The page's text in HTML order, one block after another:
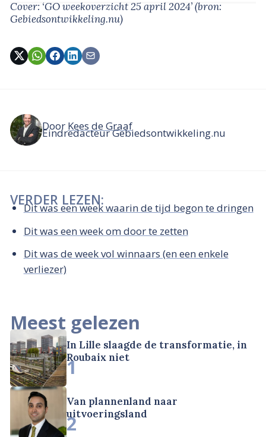
Cover: ‘GO weekoverzicht 25 april 2024’(bron:
Gebiedsontwikkeling.nu)
Door Kees de Graaf
Eindredacteur Gebiedsontwikkeling.nu
VERDER LEZEN:
Dit was een week waarin de tijd begon te dringen
Dit was een week om door te zetten
Dit was de week vol winnaars (en een enkele
verliezer)
Meest gelezen
In Lille slaagde de transformatie, in
Roubaix niet
1
Van plannenland naar
uitvoeringsland
2